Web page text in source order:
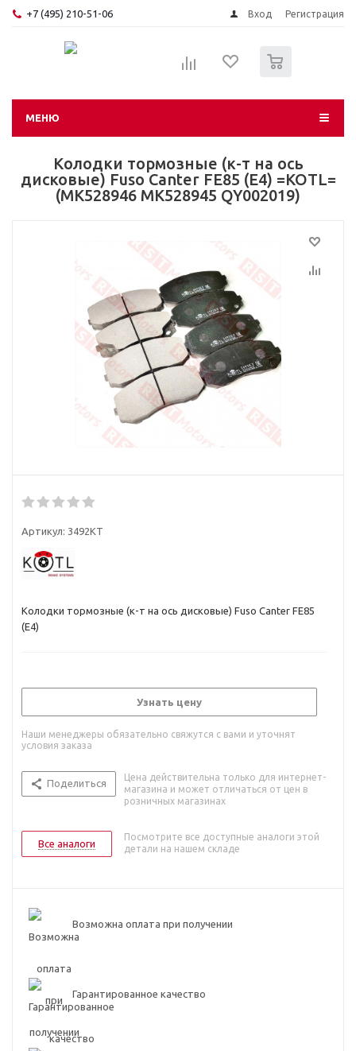
+7 (495) 210-51-06 Вход Регистрация
МЕНЮ
Колодки тормозные (к-т на ось
дисковые) Fuso Canter FE85 (E4) =KOTL=
(MK528946 MK528945 QY002019)
Артикул: 3492KT
Колодки тормозные (к-т на ось дисковые) Fuso Canter FE85
(E4)
Узнать цену
Наши менеджеры обязательно свяжутся с вами и уточнят
условия заказа
Поделиться
Цена действительна только для интернет-
магазина и может отличаться от цен в
розничных магазинах
Все аналоги
Посмотрите все доступные аналоги этой
детали на нашем складе
Возможна оплата при получении
Гарантированное качество